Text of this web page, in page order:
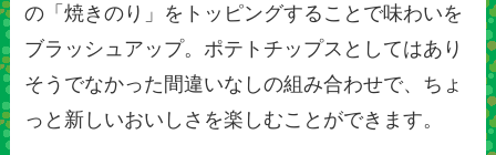
の「焼きのり」をトッピングすることで味わいを
ブラッシュアップ。ポテトチップスとしてはあり
そうでなかった間違いなしの組み合わせで、ちょ
っと新しいおいしさを楽しむことができます。